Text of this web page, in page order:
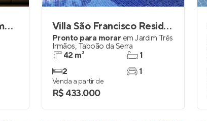
Mirante Jardim das Esmeraldas Villa São Francisco Residencial
Pronto para morar em Jardim Três
Irmãos, Taboão da Serra
42 m²
2
1
1
Venda a partir de
R$ 433.000